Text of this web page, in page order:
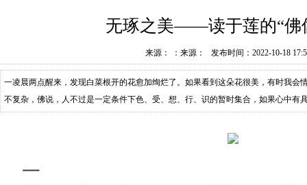
无琢之美——读于莲的“佛
来源： ：来源： 发布时间：2022-10-18
一凌晨两点醒来，发现白菜根开的花愈加绚烂了。如果看到这朵花很美，有时我会
不复杂，佛说，人不过是一定条件下色、受、想、行、识的暂时集合，如果心中有
一